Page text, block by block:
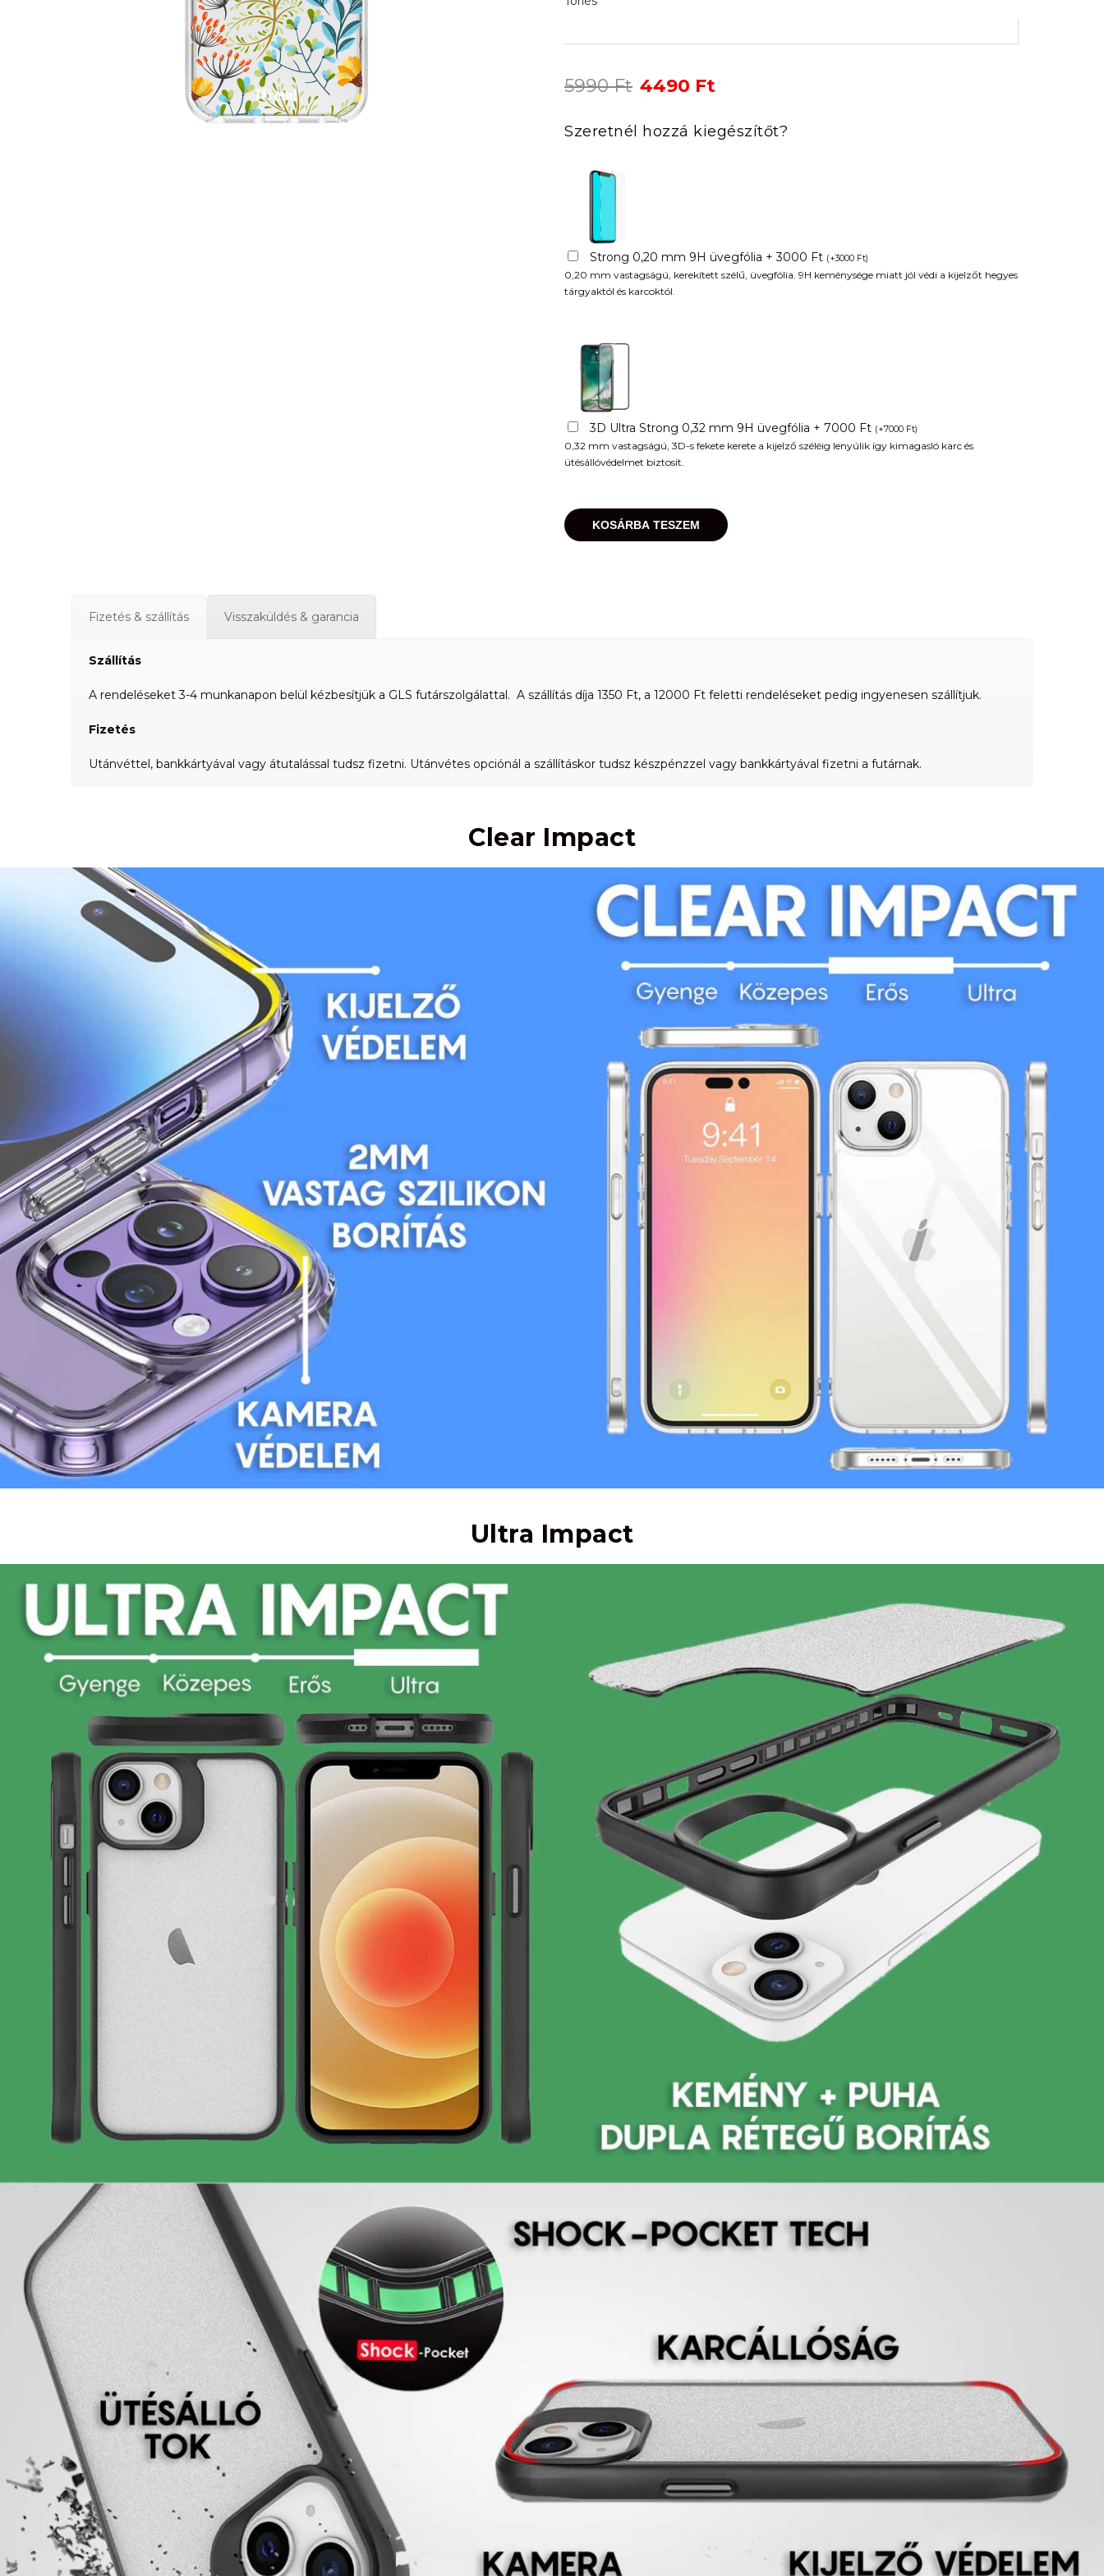
5990Ft Original
was:
5990 Ft.
4490 Ft
is:
4490 Ft.
Szeretnél hozzá kiegészítőt?
Strong 0,20 mm 9H üvegfólia + 3000 Ft (+3000 Ft)
0,20 mm vastagságú, kerekített szélű, üvegfólia. 9H keménysége miatt jól védi a kijelzőt hegyes
tárgyaktól és karcoktól.
3D Ultra Strong 0,32 mm 9H üvegfólia + 7000 Ft (+7000 Ft)
0,32 mm vastagságú, 3D-s fekete kerete a kijelző széléig lenyúlik így kimagasló karc és
ütésállóvédelmet biztosít.
KOSÁRBA TESZEM
Fizetés & szállítás Visszaküldés & garancia
Szállítás
A rendeléseket 3-4 munkanapon belül kézbesítjük a GLS futárszolgálattal. A szállítás díja 1350 Ft, a 12000 Ft feletti rendeléseket pedig ingyenesen szállítjuk.
Fizetés
Utánvéttel, bankkártyával vagy átutalással tudsz fizetni. Utánvétes opciónál a szállításkor tudsz készpénzzel vagy bankkártyával fizetni a futárnak.
Clear Impact
Ultra Impact